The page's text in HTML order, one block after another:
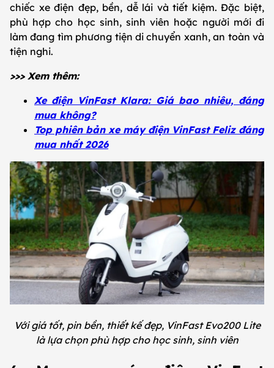
chiếc xe điện đẹp, bền, dễ lái và tiết kiệm. Đặc biệt,
phù hợp cho học sinh, sinh viên hoặc người mới đi
làm đang tìm phương tiện di chuyển xanh, an toàn và
tiện nghi.
>>> Xem thêm:
Xe điện VinFast Klara: Giá bao nhiêu, đáng
mua không?
Top phiên bản xe máy điện VinFast Feliz đáng
mua nhất 2026
Với giá tốt, pin bền, thiết kế đẹp, VinFast Evo200 Lite
là lựa chọn phù hợp cho học sinh, sinh viên